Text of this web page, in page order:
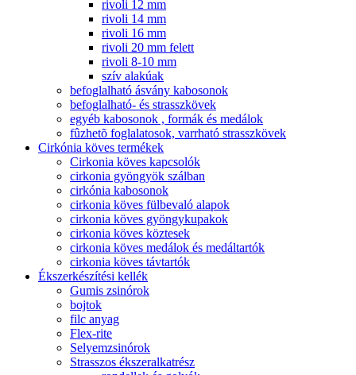
rivoli 12 mm
rivoli 14 mm
rivoli 16 mm
rivoli 20 mm felett
rivoli 8-10 mm
szív alakúak
befoglalható ásvány kabosonok
befoglalható- és strasszkövek
egyéb kabosonok , formák és medálok
fûzhetõ foglalatosok, varrható strasszkövek
Cirkónia köves termékek
Cirkonia köves kapcsolók
cirkonia gyöngyök szálban
cirkónia kabosonok
cirkonia köves fülbevaló alapok
cirkonia köves gyöngykupakok
cirkonia köves köztesek
cirkonia köves medálok és medáltartók
cirkonia köves távtartók
Ékszerkészítési kellék
Gumis zsinórok
bojtok
filc anyag
Flex-rite
Selyemzsinórok
Strasszos ékszeralkatrész